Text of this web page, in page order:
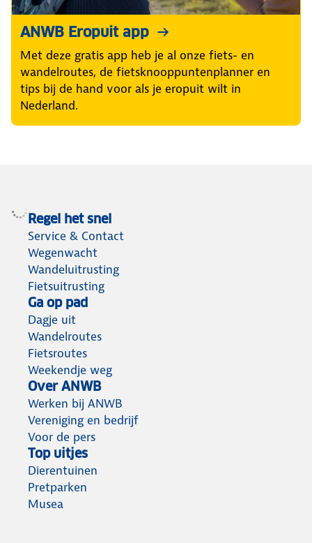
ANWB Eropuit app
Met deze gratis app heb je al onze fiets- en
wandelroutes, de fietsknooppuntenplanner en
tips bij de hand voor als je eropuit wilt in
Nederland.
Regel het snel
Service & Contact
Wegenwacht
Wandeluitrusting
Fietsuitrusting
Ga op pad
Dagje uit
Wandelroutes
Fietsroutes
Weekendje weg
Over ANWB
Werken bij ANWB
Vereniging en bedrijf
Voor de pers
Top uitjes
Dierentuinen
Pretparken
Musea